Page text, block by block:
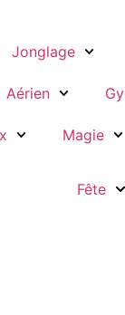
Jonglage
Aérien
Magie
Fête